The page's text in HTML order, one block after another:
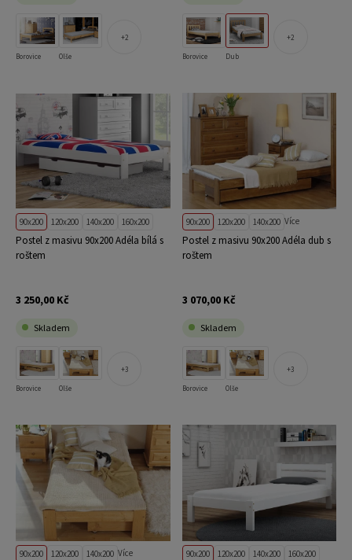
Borovice Olše
2
Borovice Dub
2
90x200 120x200 140x200 160x200
Postel z masivu 90x200 Adéla bílá s
roštem
3 250,00 Kč
Skladem
Borovice Olše
3
90x200 120x200 140x200 Více
Postel z masivu 90x200 Adéla dub s
roštem
3 070,00 Kč
Skladem
Borovice Olše
3
90x200 120x200 140x200 Více 90x200 120x200 140x200 160x200